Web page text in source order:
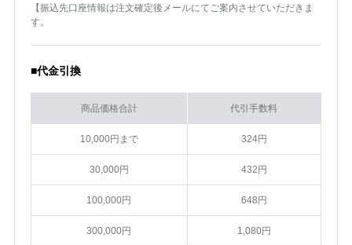
【振込先口座情報は注文確定後メールにてご案内させていただきま
す。
■代金引換
商品価格合計 代引手数料
10,000円まで 324円
30,000円 432円
100,000円 648円
300,000円 1,080円